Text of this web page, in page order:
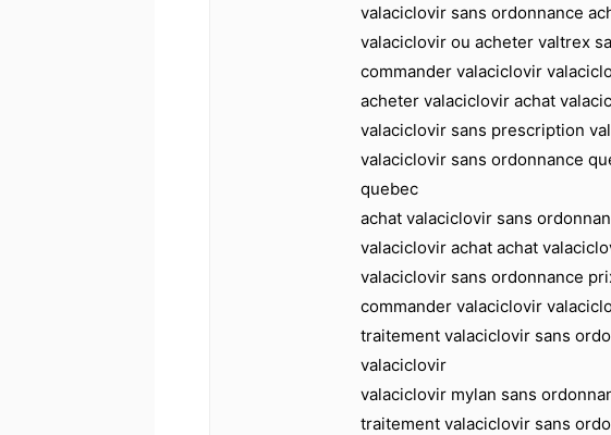
valaciclovir sans ordonnance
valaciclovir ou acheter valtrex
commander valaciclovir
acheter valaciclovir achat
valaciclovir sans prescription
valaciclovir sans ordonnance
quebec
achat valaciclovir sans
valaciclovir achat achat
valaciclovir sans ordonnance
commander valaciclovir
traitement valaciclovir sans
valaciclovir
valaciclovir mylan sans
traitement valaciclovir sans